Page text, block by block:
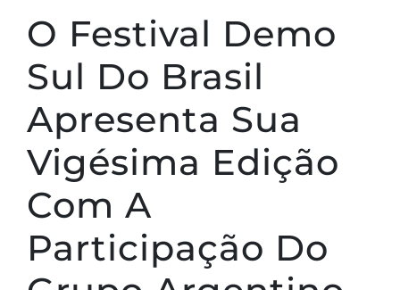
O Festival Demo
Sul Do Brasil
Apresenta Sua
Vigésima Edição
Com A
Participação Do